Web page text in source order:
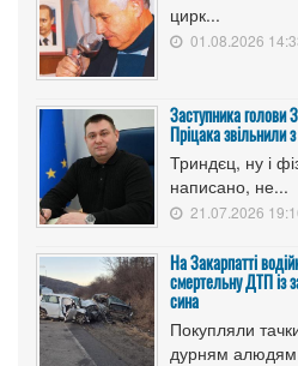
цирк...
01.08.2026
Заступника голови
Пріцака звільнили
Триндєц, ну і
написано, не...
21.07.2026
На Закарпатті
смертельну ДТП із
сина
Покупляли
дурням